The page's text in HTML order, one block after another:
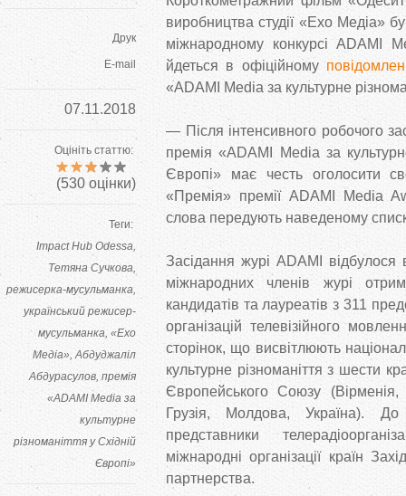
Друк
E-mail
07.11.2018
Оцініть статтю:
(530 оцінки)
Теги:
Impact Hub Odessa
Тетяна Сучкова
режисерка-мусульманка
український режисер-
мусульманка «Ехо
Медіа» Абдуджаліл
Абдурасулов премія
«ADAMI Media за
культурне
різноманіття у Східній
Європі»
виробництва студії «Ехо Медіа»
міжнародному конкурсі ADAMI
йдеться в офіційному
«ADAMI Media за культурне
— Після інтенсивного робочого
премія «ADAMI Media за
Європі» має честь оголосити
«Премія» премії ADAMI Media
слова передують наведеному
Засідання журі ADAMI
міжнародних членів журі
кандидатів та лауреатів з 311
організацій телевізійного
сторінок, що висвітлюють
культурне різноманіття з шести
Європейського Союзу
Грузія, Молдова, Україна).
представники
міжнародні організації країн
партнерства.